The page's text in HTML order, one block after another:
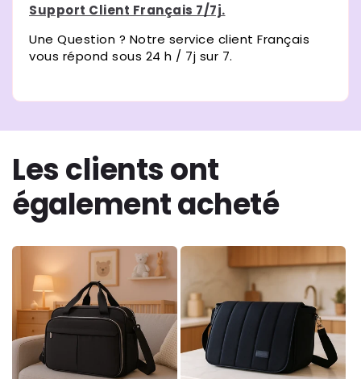
Support Client Français 7/7j.
Une Question ? Notre service client Français
vous répond sous 24 h / 7j sur 7.
Les clients ont
également acheté